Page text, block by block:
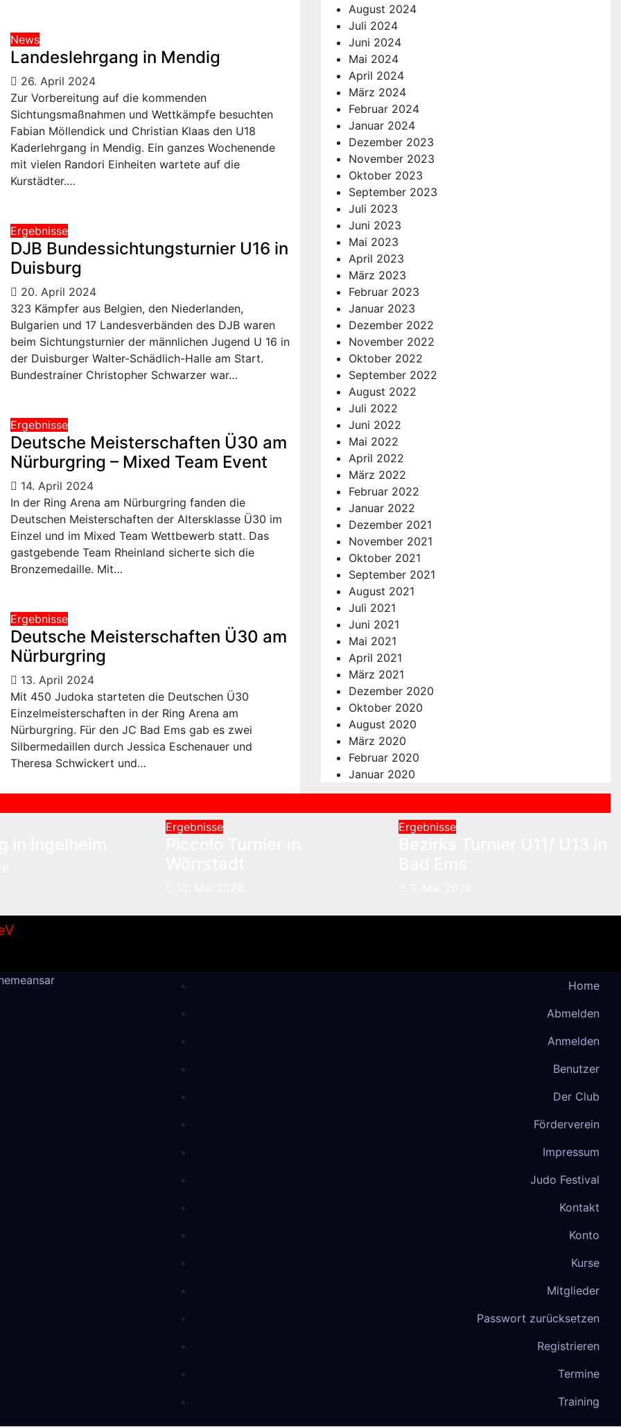
News
Landeslehrgang in Mendig
26. April 2024
Zur Vorbereitung auf die kommenden
Sichtungsmaßnahmen und Wettkämpfe besuchten
Fabian Möllendick und Christian Klaas den U18
Kaderlehrgang in Mendig. Ein ganzes Wochenende
mit vielen Randori Einheiten wartete auf die
Kurstädter.…
Ergebnisse
DJB Bundessichtungsturnier U16 in
Duisburg
20. April 2024
323 Kämpfer aus Belgien, den Niederlanden,
Bulgarien und 17 Landesverbänden des DJB waren
beim Sichtungsturnier der männlichen Jugend U 16 in
der Duisburger Walter-Schädlich-Halle am Start.
Bundestrainer Christopher Schwarzer war…
Ergebnisse
Deutsche Meisterschaften Ü30 am
Nürburgring – Mixed Team Event
14. April 2024
In der Ring Arena am Nürburgring fanden die
Deutschen Meisterschaften der Altersklasse Ü30 im
Einzel und im Mixed Team Wettbewerb statt. Das
gastgebende Team Rheinland sicherte sich die
Bronzemedaille. Mit…
Ergebnisse
Deutsche Meisterschaften Ü30 am
Nürburgring
13. April 2024
Mit 450 Judoka starteten die Deutschen Ü30
Einzelmeisterschaften in der Ring Arena am
Nürburgring. Für den JC Bad Ems gab es zwei
Silbermedaillen durch Jessica Eschenauer und
Theresa Schwickert und…
August 2024
Juli 2024
Juni 2024
Mai 2024
April 2024
März 2024
Februar 2024
Januar 2024
Dezember 2023
November 2023
Oktober 2023
September 2023
Juli 2023
Juni 2023
Mai 2023
April 2023
März 2023
Februar 2023
Januar 2023
Dezember 2022
November 2022
Oktober 2022
September 2022
August 2022
Juli 2022
Juni 2022
Mai 2022
April 2022
März 2022
Februar 2022
Januar 2022
Dezember 2021
November 2021
Oktober 2021
September 2021
August 2021
Juli 2021
Juni 2021
Mai 2021
April 2021
März 2021
Dezember 2020
Oktober 2020
August 2020
März 2020
Februar 2020
Januar 2020
Ergebnisse Ergebnisse
Home
Abmelden
Anmelden
Benutzer
Der Club
Förderverein
Impressum
Judo Festival
Kontakt
Konto
Kurse
Mitglieder
Passwort zurücksetzen
Registrieren
Termine
Training